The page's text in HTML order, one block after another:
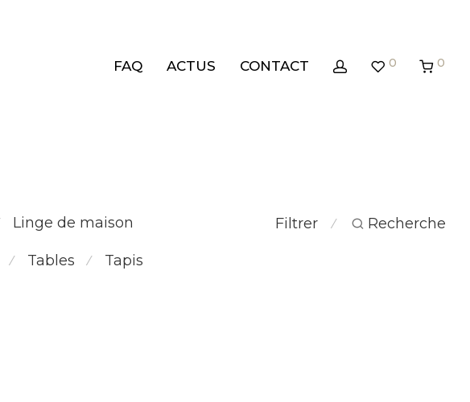
FAQ ACTUS CONTACT 0 0
Filtrer ⁄ Recherche
Linge de maison
⁄ Tables ⁄ Tapis